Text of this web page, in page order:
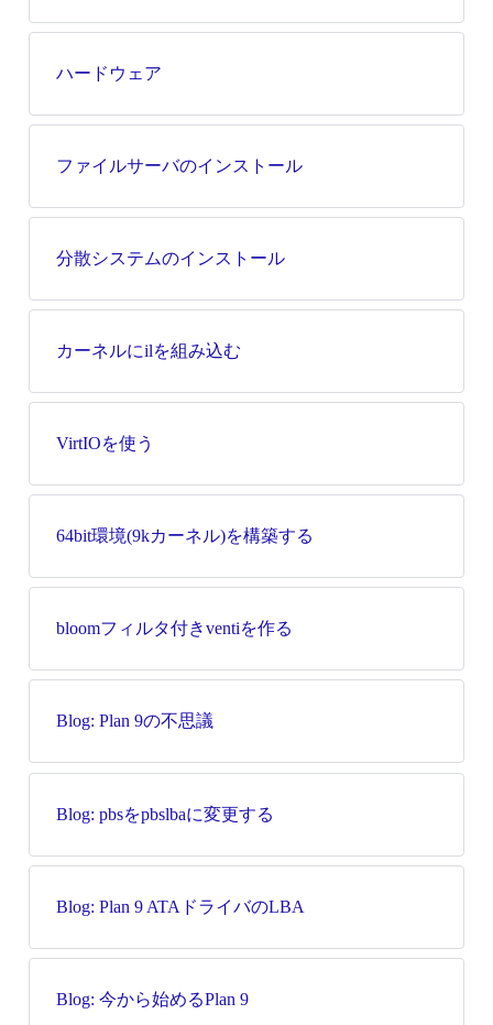
ハードウェア
ファイルサーバのインストール
分散システムのインストール
カーネルにilを組み込む
VirtIOを使う
64bit環境(9kカーネル)を構築する
bloomフィルタ付きventiを作る
Blog: Plan 9の不思議
Blog: pbsをpbslbaに変更する
Blog: Plan 9 ATAドライバのLBA
Blog: 今から始めるPlan 9